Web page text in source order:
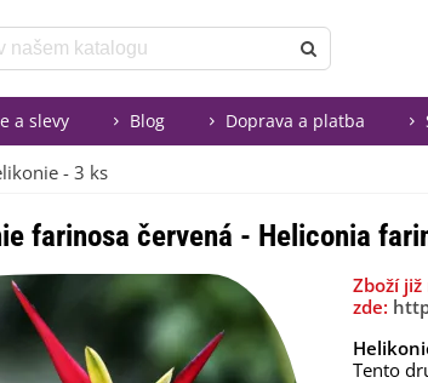
a slevy Blog Doprava a platba
- 3 ks
farinosa červená - Heliconia
Zboží
zde:
Tento